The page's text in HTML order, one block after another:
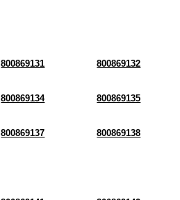
800869131 800869132
800869134 800869135
800869137 800869138